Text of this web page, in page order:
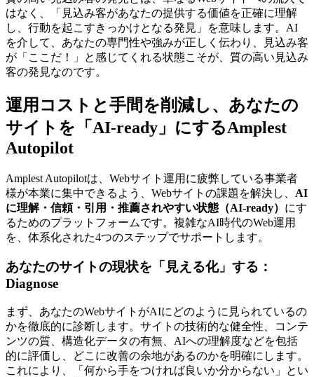
はなく、「見込み客があなたの提供する価値を正確に理解
し、行動を起こすきっかけとなる発見」を意味します。AI
を介して、あなたの専門性や強みが正しく伝わり、見込み客
が「ここだ！」と感じてくれる状態こそが、質の高い見込み
客の発見なのです。
運用コストと手間を削減し、あなたの
サイトを「AI-ready」にするAmplest
Autopilot
Amplest Autopilotは、Webサイト運用に疲弊している事業者
様が本業に集中できるよう、Webサイトの課題を解決し、 AI
に理解・信頼・引用・推薦されやすい状態（AI-ready） にす
るためのプラットフォームです。複雑なAI時代のWeb運用
を、体系化された4つのステップでサポートします。
あなたのサイトの現状を「見える化」する：
Diagnose
まず、あなたのWebサイトがAIにどのように見られているの
かを徹底的に診断します。サイトの技術的な健全性、コンテ
ンツの質、構造化データの有無、AIへの理解度などを包括
的に評価し、どこに改善の余地があるのかを明確にします。
これにより、「何から手をつければ良いか分からない」とい